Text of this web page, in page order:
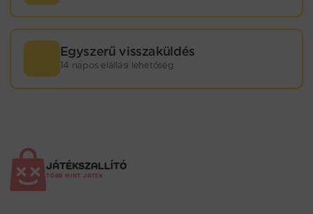
Egyszerű visszaküldés
14 napos elállási lehetőség
JÁTÉKSZALLÍTÓ
TÖBB MINT JÁTÉK